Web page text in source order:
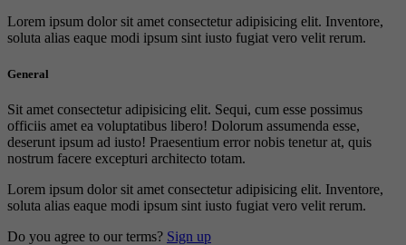
Lorem ipsum dolor sit amet consectetur adipisicing elit. Inventore,
soluta alias eaque modi ipsum sint iusto fugiat vero velit rerum.
General
Sit amet consectetur adipisicing elit. Sequi, cum esse possimus
officiis amet ea voluptatibus libero! Dolorum assumenda esse,
deserunt ipsum ad iusto! Praesentium error nobis tenetur at, quis
nostrum facere excepturi architecto totam.
Lorem ipsum dolor sit amet consectetur adipisicing elit. Inventore,
soluta alias eaque modi ipsum sint iusto fugiat vero velit rerum.
Do you agree to our terms? Sign up